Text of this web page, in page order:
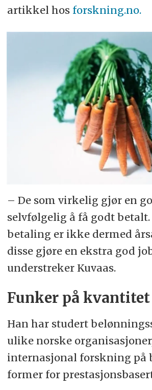
artikkel hosforskning.no.
– De som virkelig gjør en
selvfølgelig å få godt
betaling er ikke dermed
disse gjøre en ekstra god
understreker Kuvaas.
Funker på kvantitet
Han har studert
ulike norske
internasjonal forskning på
former for